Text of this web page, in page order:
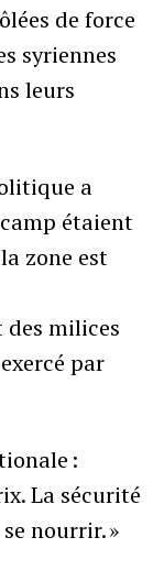
de force
syriennes
leurs
a
camp étaient
zone est
des milices
par
:
La sécurité
nourrir. »